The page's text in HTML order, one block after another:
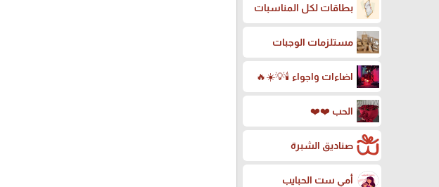
بطاقات لكل المناسبات
مستلزمات الوجبات
اضاءات واجواء 🕯️💡☀️🔥
الحب ❤️❤️
صناديق الشبرة
أمي ست الحبايب